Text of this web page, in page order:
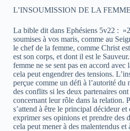
L’INSOUMISSION DE LA FEMME
La bible dit dans Ephésiens 5v22 :
soumises à vos maris, comme au
le chef de la femme, comme Christ
est son corps, et dont il est le
femme ne se sent pas en accord avec
cela peut engendrer des tensions.
perçue comme un défi à l’autorité du
des conflits si les deux partenaires
concernant leur rôle dans la relation.
s’attend à être le principal décideur
exprimer ses opinions et prendre des
cela peut mener à des malentendus et